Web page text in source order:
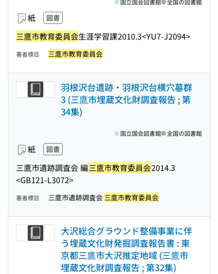
紙 図書
三鷹市教育委員会生涯学習課2010.3<YU7-J2094>
国立国会図書館 全国の図書館
著者標目 三鷹市教育委員会
羽根沢台遺跡・羽根沢台横穴墓群
3 (三鷹市埋蔵文化財調査報告 ; 第
34集)
紙 図書
三鷹市遺跡調査会 編三鷹市教育委員会2014.3
<GB121-L3072>
国立国会図書館 全国の図書館
著者標目 三鷹市遺跡調査会 三鷹市教育委員会
大沢総合グラウンド整備事業に伴
う埋蔵文化財発掘調査報告書 : 東
京都三鷹市大沢推定地域 (三鷹市
埋蔵文化財調査報告 ; 第32集)